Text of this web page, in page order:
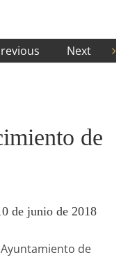
Next
de
de junio de 2018
de